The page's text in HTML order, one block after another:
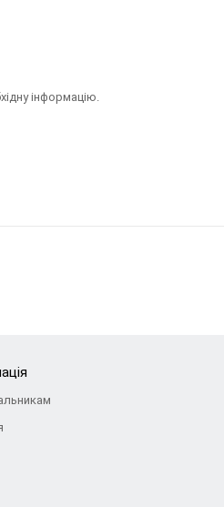
інформацію.